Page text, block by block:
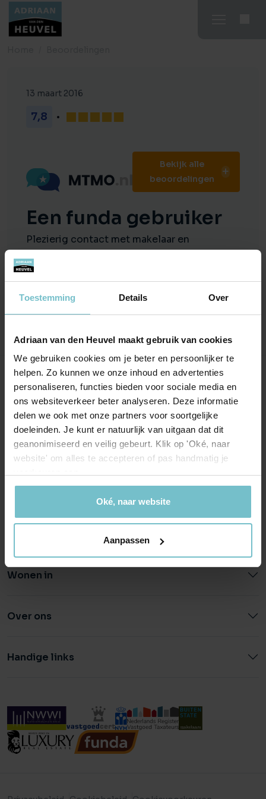
Toestemming Details Over
Adriaan van den Heuvel maakt gebruik van cookies
We gebruiken cookies om je beter en persoonlijker te
helpen. Zo kunnen we onze inhoud en advertenties
personaliseren, functies bieden voor sociale media en
ons websiteverkeer beter analyseren. Deze informatie
delen we ook met onze partners voor soortgelijke
doeleinden. Je kunt er natuurlijk van uitgaan dat dit
geanonimiseerd en veilig gebeurt. Klik op 'Oké, naar
website' om alles te accepteren of pas handmatig je
Oké, naar website
Aanpassen
13 maart 2016
7,8
Bekijk alle
beoordelingen
Een funda gebruiker
Plezierig contact met makelaar en
medewerkers op kantoor. Duidelijke
afspraken. Snelle reactie en antwoorden op
Onze kantoren
Helmond
Hoofdstraat 155
5706 AL Helmond
0492 - 661 884
Eindhoven
Aalsterweg 134c
5615 CJ Eindhoven
040 - 78 20 849
Wonen in
Over ons
Handige links